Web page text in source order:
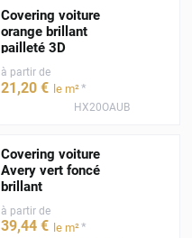
Covering voiture
orange brillant
pailleté 3D
à partir de
21,20 € le m²*
HX20OAUB
Covering voiture
Avery vert foncé
brillant
à partir de
39,44 € le m²*